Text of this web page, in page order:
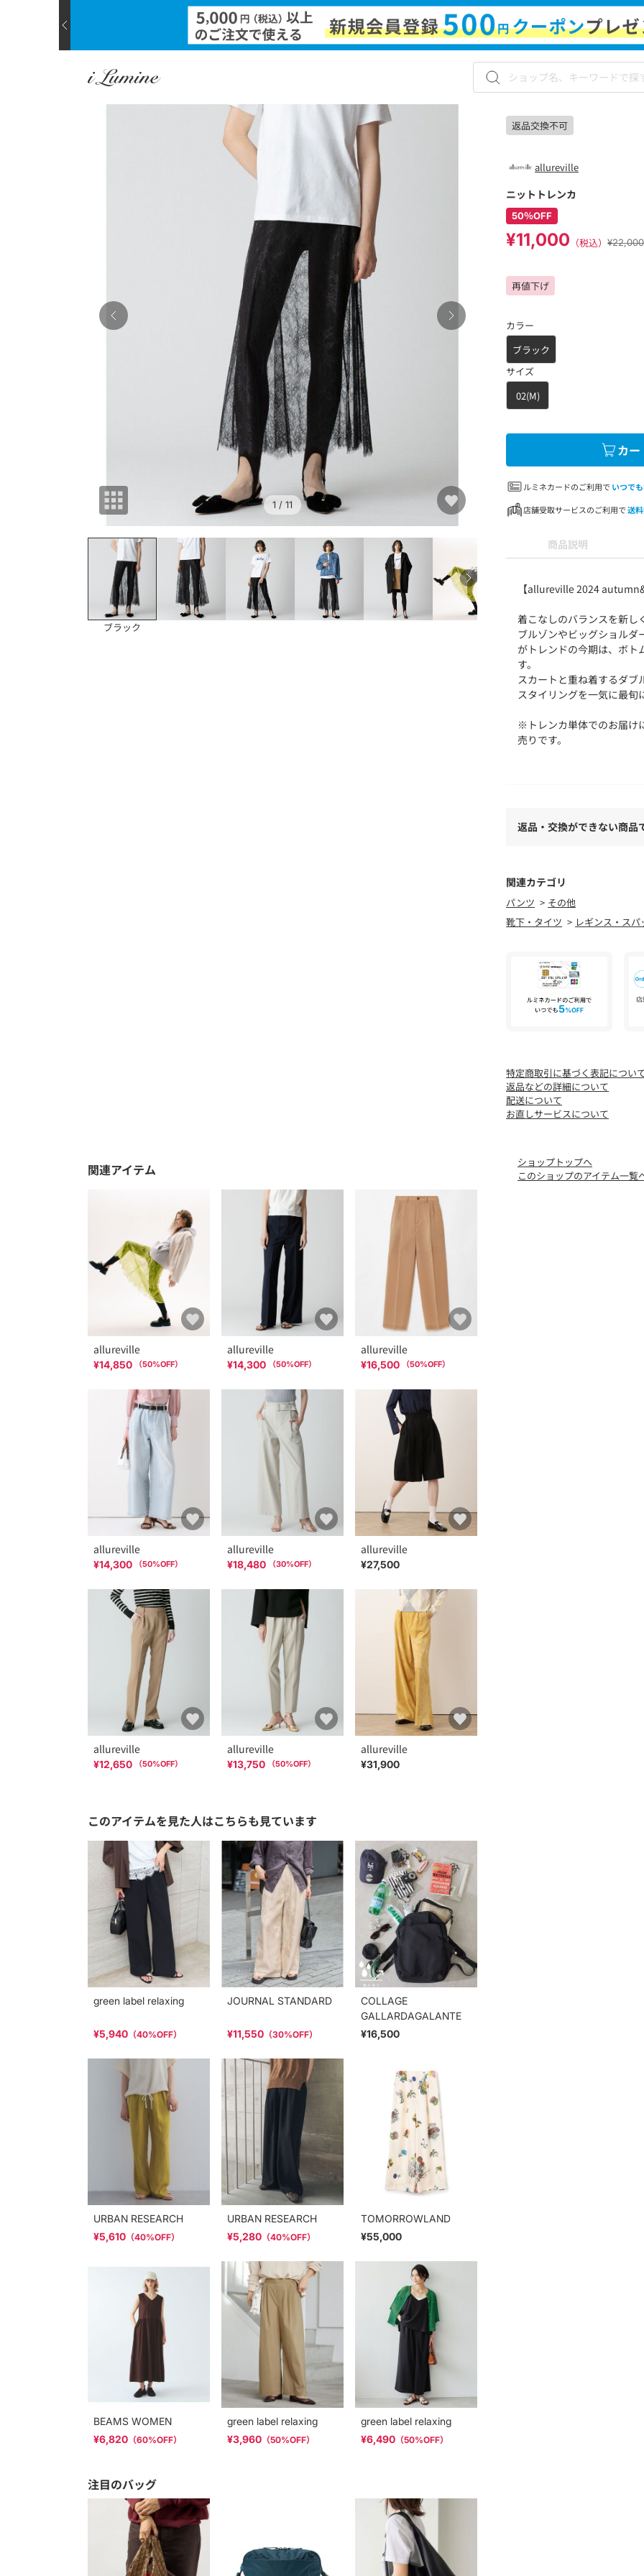
返品交換不可
1 / 11
ブラック
allureville
ニットトレンカ
50％OFF
¥11,000 （税込）
再値下げ
カラー
ブラック
サイズ
02(M)
カ
ルミネカードのご利用で いつでも
店舗受取サービスのご利用で送
商品説明
【allureville 2024
着こなしのバランスを新し
ブルゾンやビッグショルダ
がトレンドの今期は、ボト
す。
スカートと重ね着するダブ
スタイリングを一気に最旬
※トレンカ単体でのお届け
売りです。
予めご了承ください。
返品・交換ができない商品
関連カテゴリ
パンツ
その他
靴下・タイツ
レギンス・スパ
特定商取引に基づく表記につい
返品などの詳細について
配送について
お直しサービスについて
関連アイテム
allureville
¥14,850 （50%OFF）
allureville
¥14,300 （50%OFF）
allureville
¥16,500 （50%OFF）
allureville
¥14,300 （50%OFF）
allureville
¥18,480 （30%OFF）
allureville
¥27,500
allureville
¥12,650 （50%OFF）
allureville
¥13,750 （50%OFF）
allureville
¥31,900
ショップトップへ
このショップのアイテム一覧